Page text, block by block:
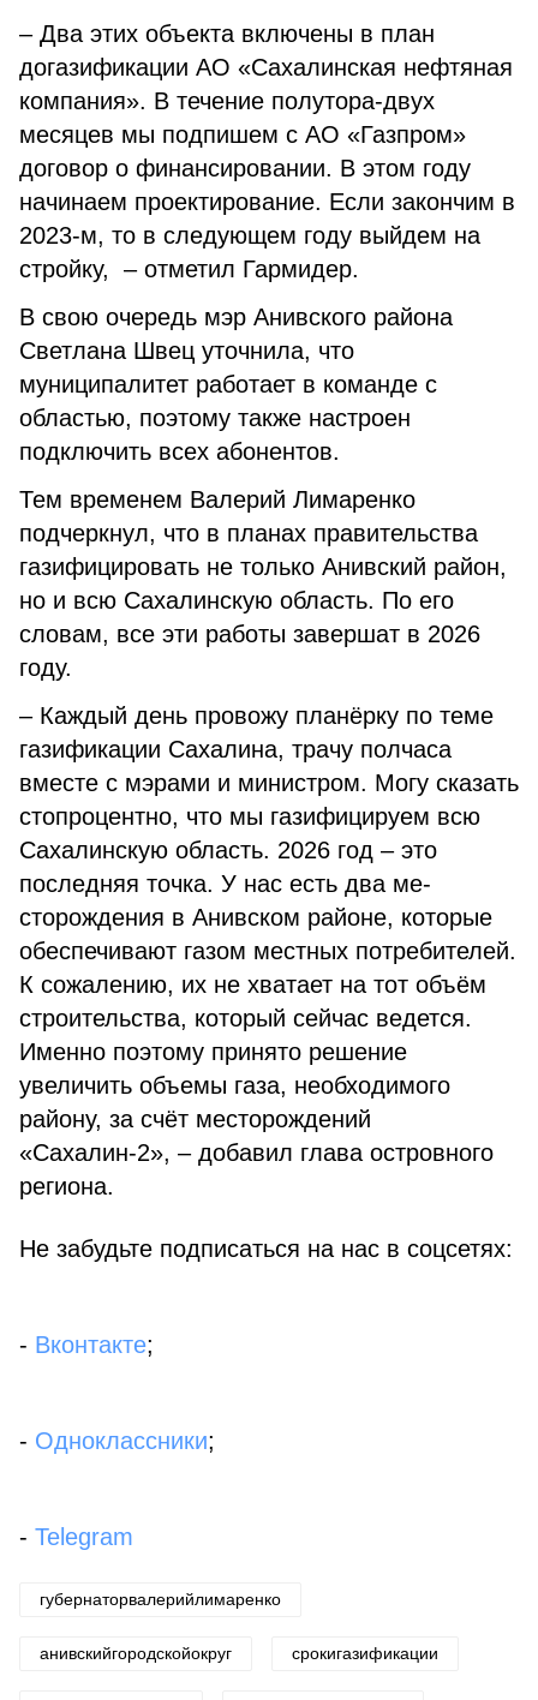
– Два этих объекта включены в план
догазификации АО «Саха­линская нефтяная
компания». В течение полутора-двух
месяцев мы подпишем с АО «Газпром»
договор о финансировании. В этом году
начинаем проектирование. Если закончим в
2023-м, то в сле­дующем году выйдем на
стройку, – отметил Гармидер.
В свою очередь мэр Анивского района
Светлана Швец уточни­ла, что
муниципалитет работает в команде с
областью, поэтому также настроен
подключить всех абонентов.
Тем временем Валерий Лимаренко
подчеркнул, что в планах правительства
газифицировать не только Анивский район,
но и всю Сахалинскую область. По его
словам, все эти работы завер­шат в 2026
году.
– Каждый день провожу планёрку по теме
газификации Саха­лина, трачу полчаса
вместе с мэрами и министром. Могу сказать
стопроцентно, что мы газифицируем всю
Сахалин­скую область. 2026 год – это
последняя точка. У нас есть два ме­
сторождения в Анивском районе, которые
обеспечивают газом местных потребителей.
К сожалению, их не хватает на тот объём
строительства, который сейчас ведется.
Именно поэтому принято решение
увеличить объемы газа, необходимого
району, за счёт месторождений
«Сахалин-2», – добавил глава островного
реги­она.
Не забудьте подписаться на нас в соцсетях:
- Вконтакте;
- Одноклассники;
- Telegram
губернаторвалерийлимаренко
анивскийгородскойокруг срокигазификации